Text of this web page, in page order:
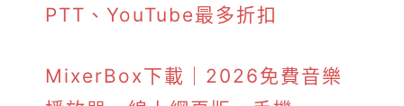
PTT、YouTube最多折扣
MixerBox下載｜2026免費音樂